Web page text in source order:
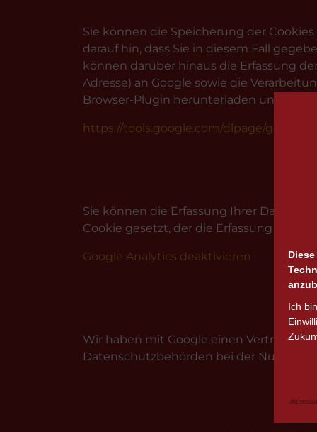
Sie können die Speicherung der
darauf hin, dass Sie in diesem Fall
können darüber hinaus die Erfassung
Adresse) an Google sowie die
Browser-Plugin herunterladen und
https://tools.google.com/dlpage/
Sie können die Erfassung Ihrer Daten
Cookie gesetzt, der die Erfassung Ihrer
Google Analytics deaktivieren
Wir haben mit Google einen Vertrag
Datenschutzbehörden bei der Nutzung
Ich